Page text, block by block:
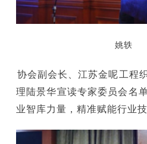
姚轶
会副会长、江苏金呢工程织
理陆景华宣读专家委员会名
业智库力量，精准赋能行业